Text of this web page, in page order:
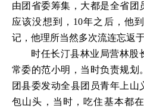
由团省委筹集，大都是全省
应该没想到，10年之后，他
记，他理所当然多次流连忘返
时任长汀县林业局营林股
常委的范小明，当时负责规划
团县委发动全县团员青年上
包山头，当时，吃住基本都